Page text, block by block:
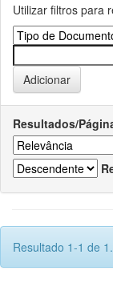
Utilizar filtros para
Resultados/
Resultado 1-1 de 1.